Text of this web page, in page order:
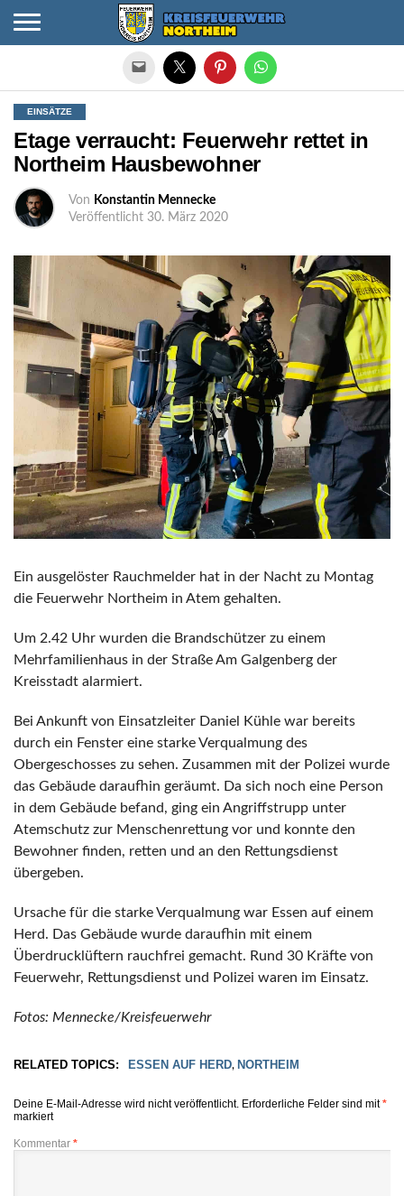
EINSÄTZE
Etage verraucht: Feuerwehr rettet in
Northeim Hausbewohner
Von Konstantin Mennecke
Veröffentlicht 30. März 2020
Ein ausgelöster Rauchmelder hat in der Nacht zu Montag
die Feuerwehr Northeim in Atem gehalten.
Um 2.42 Uhr wurden die Brandschützer zu einem
Mehrfamilienhaus in der Straße Am Galgenberg der
Kreisstadt alarmiert.
Bei Ankunft von Einsatzleiter Daniel Kühle war bereits
durch ein Fenster eine starke Verqualmung des
Obergeschosses zu sehen. Zusammen mit der Polizei wurde
das Gebäude daraufhin geräumt. Da sich noch eine Person
in dem Gebäude befand, ging ein Angriffstrupp unter
Atemschutz zur Menschenrettung vor und konnte den
Bewohner finden, retten und an den Rettungsdienst
übergeben.
Ursache für die starke Verqualmung war Essen auf einem
Herd. Das Gebäude wurde daraufhin mit einem
Überdrucklüftern rauchfrei gemacht. Rund 30 Kräfte von
Feuerwehr, Rettungsdienst und Polizei waren im Einsatz.
Fotos: Mennecke/Kreisfeuerwehr
RELATED TOPICS: ESSEN AUF HERD, NORTHEIM
Deine E-Mail-Adresse wird nicht veröffentlicht. Erforderliche Felder sind mit*
markiert
Kommentar *
Die mobile Version verlassen